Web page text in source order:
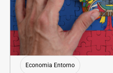
Economia Entorno